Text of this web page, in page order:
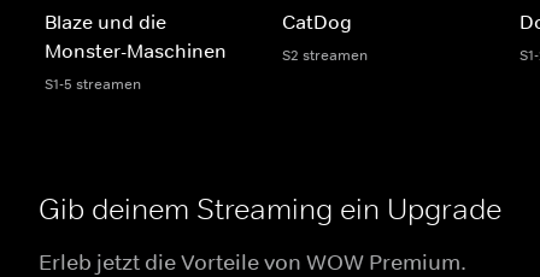
Blaze und die
Monster-Maschinen
S1-5 streamen
CatDog
S2 streamen
Gib deinem Streaming ein Upgrade
Erleb jetzt die Vorteile von WOW Premium.